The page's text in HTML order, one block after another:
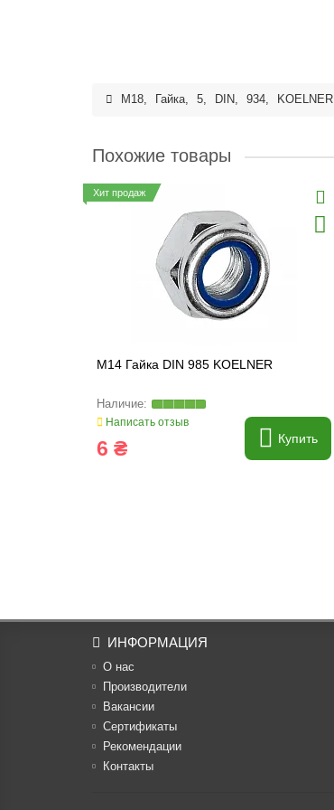
M18, Гайка, 5, DIN, 934, KOELNER
Похожие товары
Хит продаж
M14 Гайка DIN 985 KOELNER
Написать отзыв
6 ₴ Купить
ИНФОРМАЦИЯ
О нас
Производители
Вакансии
Cертификаты
Рекомендации
Контакты